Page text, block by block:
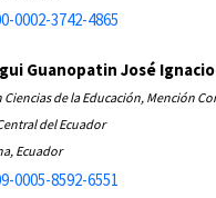
0002-3742-4865
Guanopatin José Ignacio
del Ecuador
Ecuador
0005-8592-6551